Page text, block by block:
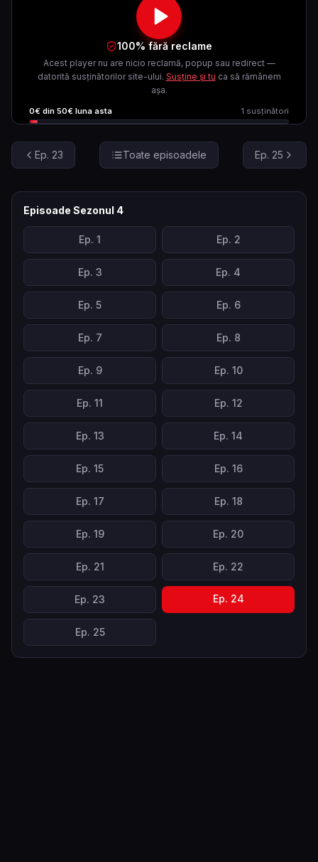
100% fără reclame
Acest player nu are nicio reclamă, popup sau redirect —
datorită susținătorilor site-ului. Susține și tu ca să rămânem
așa.
0€ din 50€ luna asta 1 susținători
Ep. 23 Toate episoadele Ep. 25
Episoade Sezonul 4
Ep. 1 Ep. 2
Ep. 3 Ep. 4
Ep. 5 Ep. 6
Ep. 7 Ep. 8
Ep. 9 Ep. 10
Ep. 11 Ep. 12
Ep. 13 Ep. 14
Ep. 15 Ep. 16
Ep. 17 Ep. 18
Ep. 19 Ep. 20
Ep. 21 Ep. 22
Ep. 23 Ep. 24
Ep. 25